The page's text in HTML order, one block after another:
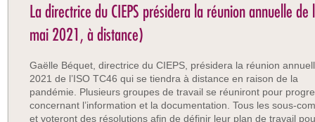
La directrice du CIEPS présidera la réunion annuelle
mai 2021, à distance)
Gaëlle Béquet, directrice du CIEPS, présidera la réunion
2021 de l’ISO TC46 qui se tiendra à distance en raison de la
pandémie. Plusieurs groupes de travail se réuniront pour
concernant l’information et la documentation. Tous les sous-
et voteront des résolutions afin de définir leur plan de travail